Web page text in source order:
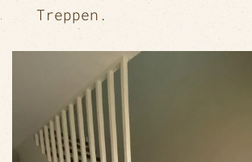
Treppen.